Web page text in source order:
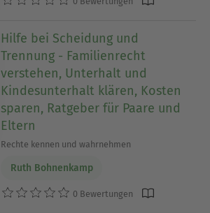
Hilfe bei Scheidung und
Trennung - Familienrecht
verstehen, Unterhalt und
Kindesunterhalt klären, Kosten
sparen, Ratgeber für Paare und
Eltern
Rechte kennen und wahrnehmen
Ruth Bohnenkamp
0 Bewertungen